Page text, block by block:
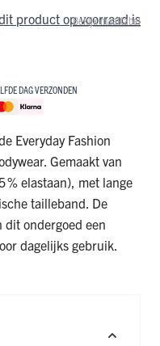
Bekijk maattabel
product op voorraad is
DAG VERZONDEN
Everyday Fashion
Gemaakt van
% elastaan), met lange
tailleband. De
dit ondergoed een
dagelijks gebruik.